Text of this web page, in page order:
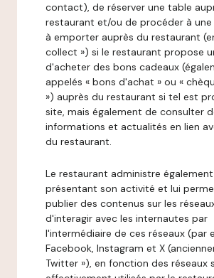
contact), de réserver une table
restaurant et/ou de procéder à
à emporter auprès du restaurant
collect ») si le restaurant propose
d'acheter des bons cadeaux
appelés « bons d'achat » ou «
») auprès du restaurant si tel est
site, mais également de consulter
informations et actualités en lien
du restaurant.
Le restaurant administre
présentant son activité et lui
publier des contenus sur les
d'interagir avec les internautes par
l'intermédiaire de ces réseaux (par
Facebook, Instagram et X
Twitter »), en fonction des réseaux